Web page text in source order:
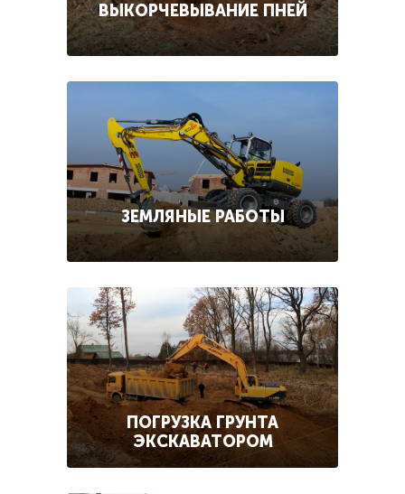
ВЫКОРЧЕВЫВАНИЕ ПНЕЙ
ЗЕМЛЯНЫЕ РАБОТЫ
ПОГРУЗКА ГРУНТА
ЭКСКАВАТОРОМ